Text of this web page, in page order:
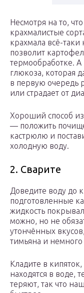
Несмотря на то,
крахмалистые
крахмала всё-
позволит
термообработке.
глюкоза, которая
в первую очередь
или страдает от
Хороший способ
— положить
кастрюлю и
холодную воду.
2. Сварите
Доведите воду до
подготовленные
жидкость
можно, но не
утончённых
тимьяна и
Кладите в
находятся в воде,
теряют, так что